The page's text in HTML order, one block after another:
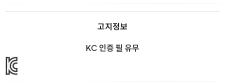
고지정보
KC 인증 필 유무